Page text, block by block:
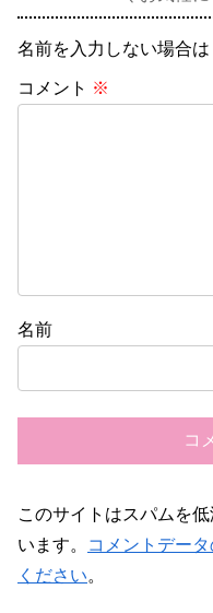
名前を入力しない場合
コメント ※
名前
このサイトはスパムを
います。
コメントデー
ください。